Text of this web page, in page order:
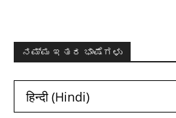
ನಮ್ಮ ಇತರ ಭಾಷೆಗಳು
हिन्दी(Hindi)